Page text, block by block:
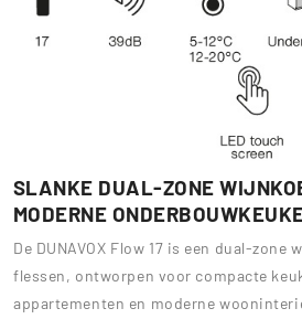
SLANKE DUAL-ZONE
MODERNE
De DUNAVOX Flow 17 is een dual-zone
flessen, ontworpen voor compacte
appartementen en moderne